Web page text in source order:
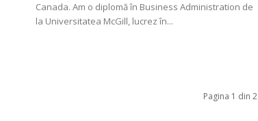
Canada. Am o diplomă în Business Administration de
la Universitatea McGill, lucrez în...
Pagina 1 din 2